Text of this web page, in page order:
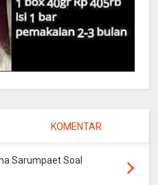
KOMENTAR
Sarumpaet Soal